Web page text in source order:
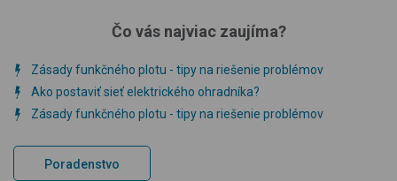
Čo vás najviac zaujíma?
Zásady funkčného plotu - tipy na riešenie problémov
Ako postaviť sieť elektrického ohradníka?
Zásady funkčného plotu - tipy na riešenie problémov
Poradenstvo